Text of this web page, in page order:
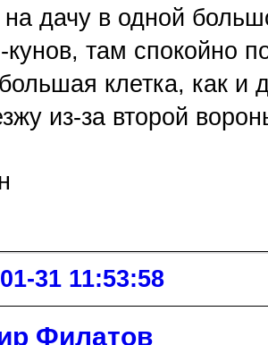
на дачу в одной
там спокойно
клетка, как
из-за второй
31 11:53:58
Филатов